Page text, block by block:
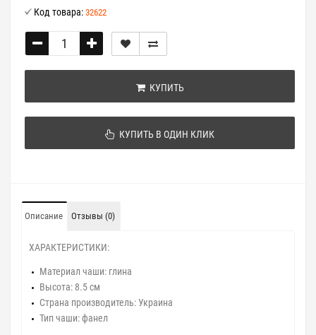
Код товара: 32622
КУПИТЬ
КУПИТЬ В ОДИН КЛИК
Описание Отзывы (0)
ХАРАКТЕРИСТИКИ:
Материал чаши: глина
Высота: 8.5 см
Страна производитель:Украина
Тип чаши:фанел